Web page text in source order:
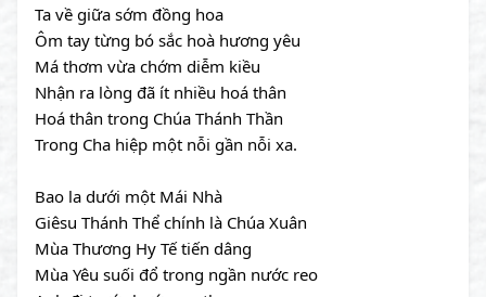
Ta về giữa sớm đồng hoa
Ôm tay từng bó sắc hoà hương yêu
Má thơm vừa chớm diễm kiều
Nhận ra lòng đã ít nhiều hoá thân
Hoá thân trong Chúa Thánh Thần
Trong Cha hiệp một nỗi gần nỗi xa.
Bao la dưới một Mái Nhà
Giêsu Thánh Thể chính là Chúa Xuân
Mùa Thương Hy Tế tiến dâng
Mùa Yêu suối đổ trong ngần nước reo